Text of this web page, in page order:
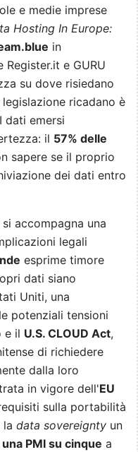
e medie imprese
Hosting In Europe:
in
e GURU
su dove risiedano
ricadano è
dati emersi
il 57% delle
sapere se il proprio
dei dati entro
accompagna una
legali
esprime timore
dati siano
Uniti, una
potenziali tensioni
e il U.S. CLOUD Act,
di richiedere
dalla loro
in vigore dell'EU
sulla portabilità
la data sovereignty un
una PMI su cinque a